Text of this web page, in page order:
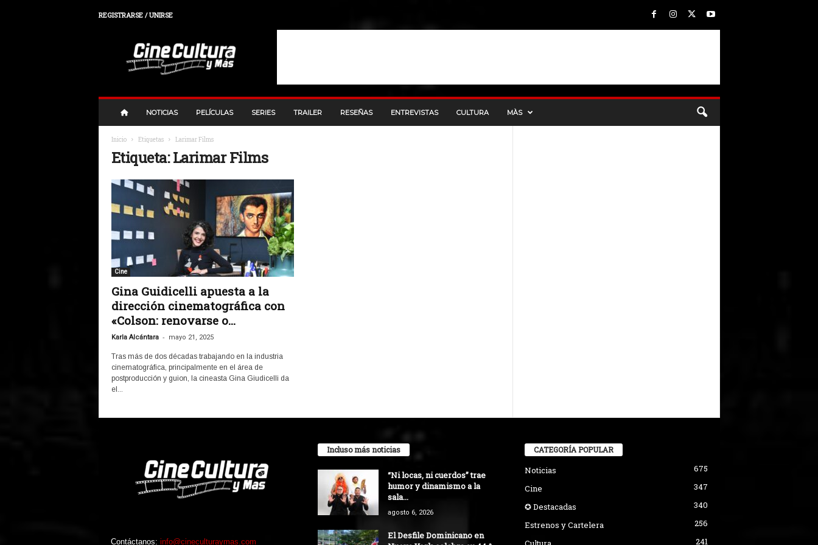
REGISTRARSE / UNIRSE
NOTICIAS PELÍCULAS SERIES TRAILER RESEÑAS ENTREVISTAS CULTURA MÀS
Inicio Etiquetas Larimar Films
Etiqueta: Larimar Films
Cine
Gina Guidicelli apuesta a la
dirección cinematográfica con
«Colson: renovarse o...
Karla Alcántara - mayo 21, 2025
Tras más de dos décadas trabajando en la industria
cinematográfica, principalmente en el área de
postproducción y guion, la cineasta Gina Giudicelli da
el...
Contáctanos: info@cineculturaymas.com
Incluso más noticias
“Ni locas, ni cuerdos” trae
humor y dinamismo a la
sala...
agosto 6, 2026
El Desfile Dominicano en
CATEGORÍA POPULAR
Noticias
675
Cine
347
✪ Destacadas
340
Estrenos y Cartelera
256
241